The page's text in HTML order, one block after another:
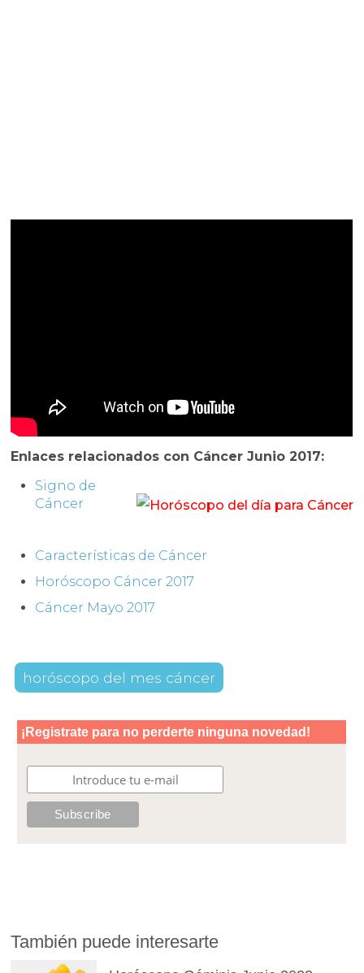
Enlaces relacionados con Cáncer Junio 2017:
Signo de
Cáncer
Características de Cáncer
Horóscopo Cáncer 2017
Cáncer Mayo 2017
horóscopo del mes cáncer
También puede interesarte